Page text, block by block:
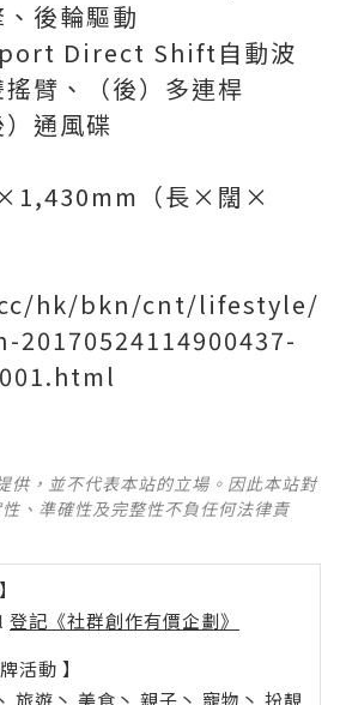
後輪驅動
Direct Shift自動波
臂、（後）多連桿
通風碟
（長×闊×
hk/bkn/cnt/lifestyle/
20170524114900437-
供，並不代表本站的立場。因此本站對
、準確性及完整性不負任何法律責
登記《社群創作有價企劃》
活動 】
旅遊 丶 美食 丶 親子 丶 寵物 丶 扮靚